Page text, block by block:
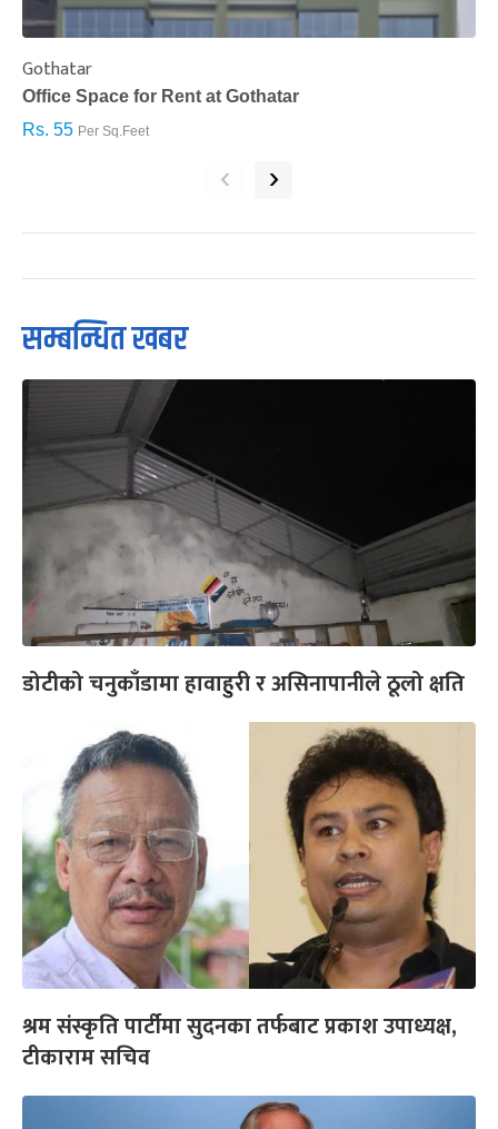
Gothatar
Office Space for Rent at Gothatar
Rs. 55 Per Sq.Feet
‹ ›
सम्बन्धित खबर
डोटीको चनुकाँडामा हावाहुरी र असिनापानीले ठूलो क्षति
श्रम संस्कृति पार्टीमा सुदनका तर्फबाट प्रकाश उपाध्यक्ष,
टीकाराम सचिव